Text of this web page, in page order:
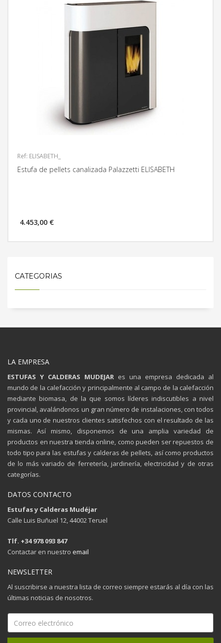
Ref: ELISABETH_
Estufa de pellets canalizada Palazzetti ELISABETH
4.453,00 €
CATEGORIAS
LA EMPRESA
ESTUFAS Y CALDERAS MUDEJAR es una empresa dedicada al
mundo de la calefacción y principalmente al campo de la calefacción
mediante biomasa, de la que somos líderes indiscutibles a nivel
provincial, avalándonos un gran número de instalaciones, con todos
y cada uno de nuestros clientes satisfechos con el resultado de las
mismas. Así mismo, disponemos de una amplia variedad de
productos en nuestra tienda online, como pueden ser repuestos de
todo tipo para las estufas y calderas de pellets, así como productos
de lo más variado de ferretería, jardinería, electricidad y de otras
categorías.
DATOS CONTACTO
Estufas y Calderas Mudéjar
Calle Luis Buñuel 12, 44002 Teruel
Tlf. +34 978 093 847
Contactar en nuestro email
NEWSLETTER
Al suscribirse a nuestra lista de correo siempre estarás al día con las
últimas noticias de nosotros.